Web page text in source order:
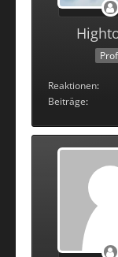
Reaktionen
Beiträge